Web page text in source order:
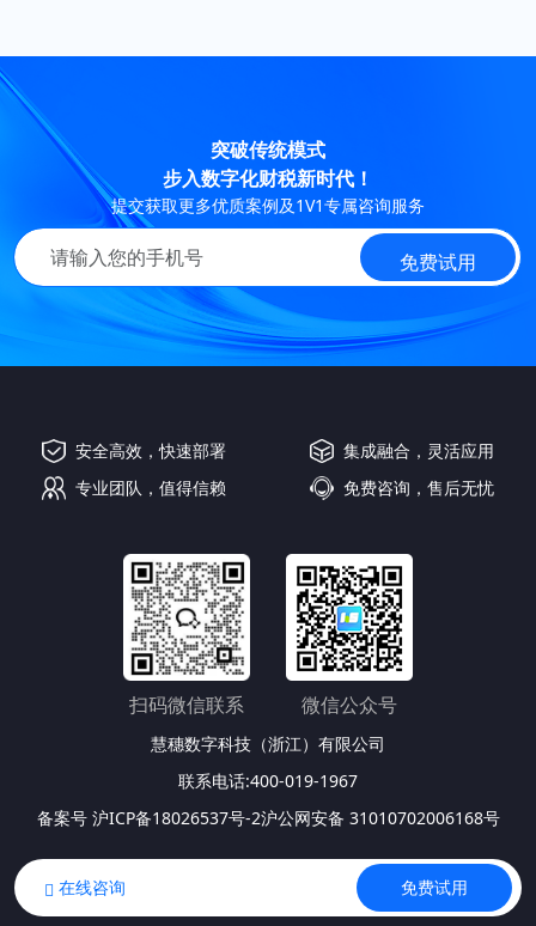
突破传统模式
步入数字化财税新时代！
提交获取更多优质案例及1V1专属咨询服务
免费试用
安全高效，快速部署
集成融合，灵活应用
专业团队，值得信赖
免费咨询，售后无忧
扫码微信联系 微信公众号
慧穗数字科技（浙江）有限公司
联系电话:400-019-1967
备案号 沪ICP备18026537号-2沪公网安备 31010702006168号
在线咨询 免费试用